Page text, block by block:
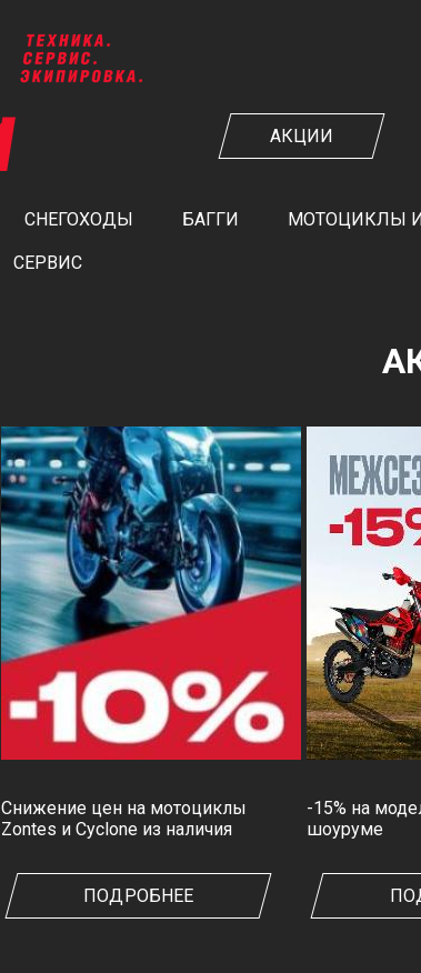
АКЦИИ
СНЕГОХОДЫ БАГГИ МОТОЦИКЛЫ
СЕРВИС
ЗАКАЗ
Снижение цен на мотоциклы
Zontes и Cyclone из наличия
ПОДРОБНЕЕ
-15% на
шоуруме